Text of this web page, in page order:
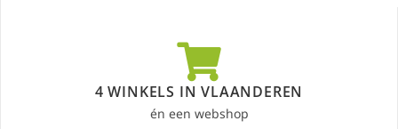
4 WINKELS IN VLAANDEREN
én een webshop